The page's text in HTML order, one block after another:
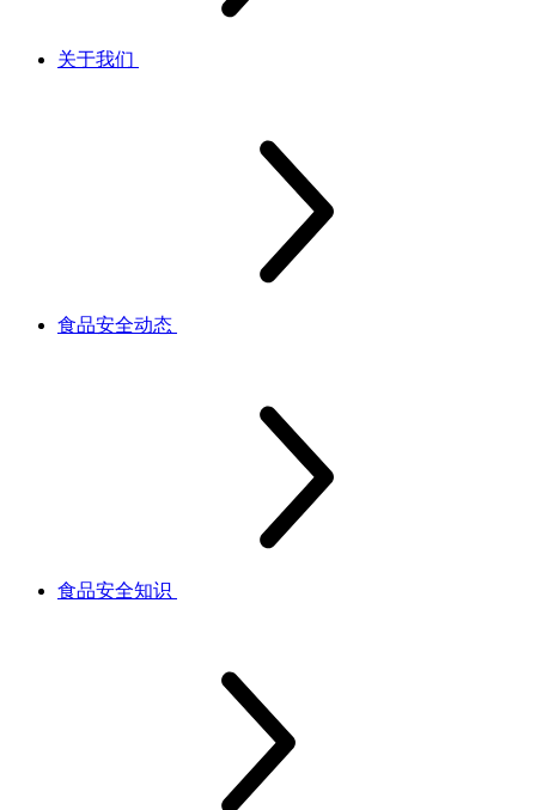
关于我们
食品安全动态
食品安全知识